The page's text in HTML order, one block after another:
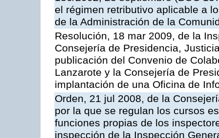
el régimen retributivo aplicable a
de la Administración de la
Resolución, 18 mar 2009, de la
Consejería de Presidencia,
publicación del Convenio de
Lanzarote y la Consejería de
implantación de una Oficina de
Orden, 21 jul 2008, de la
por la que se regulan los cursos
funciones propias de los
inspección de la Inspección